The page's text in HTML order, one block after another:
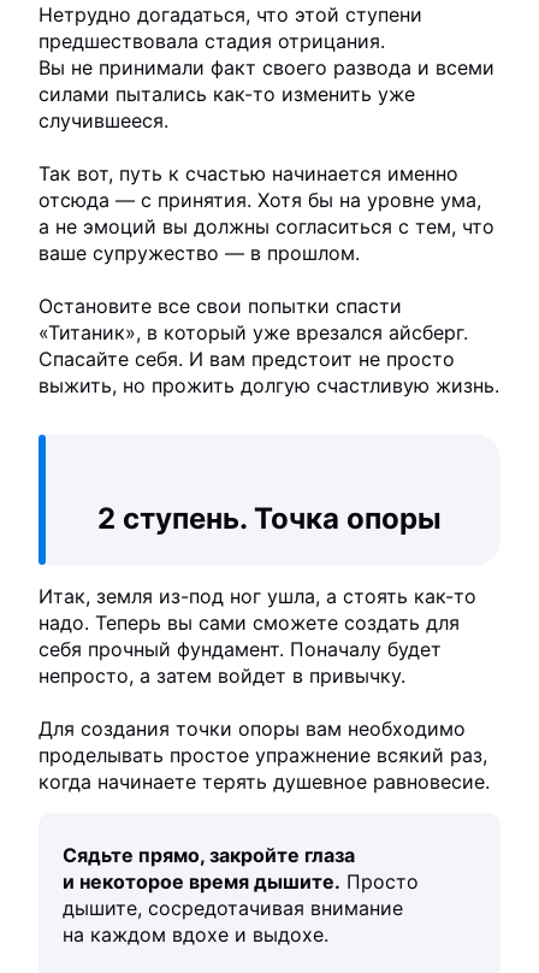
Нетрудно догадаться, что этой ступени
предшествовала стадия отрицания.
Вы не принимали факт своего развода и всеми
силами пытались как-то изменить уже
случившееся.
Так вот, путь к счастью начинается именно
отсюда — с принятия. Хотя бы на уровне ума,
а не эмоций вы должны согласиться с тем, что
ваше супружество — в прошлом.
Остановите все свои попытки спасти
«Титаник», в который уже врезался айсберг.
Спасайте себя. И вам предстоит не просто
выжить, но прожить долгую счастливую жизнь.
2 ступень. Точка опоры
Итак, земля из-под ног ушла, а стоять как-то
надо. Теперь вы сами сможете создать для
себя прочный фундамент. Поначалу будет
непросто, а затем войдет в привычку.
Для создания точки опоры вам необходимо
проделывать простое упражнение всякий раз,
когда начинаете терять душевное равновесие.
Сядьте прямо, закройте глаза
и некоторое время дышите. Просто
дышите, сосредотачивая внимание
на каждом вдохе и выдохе.